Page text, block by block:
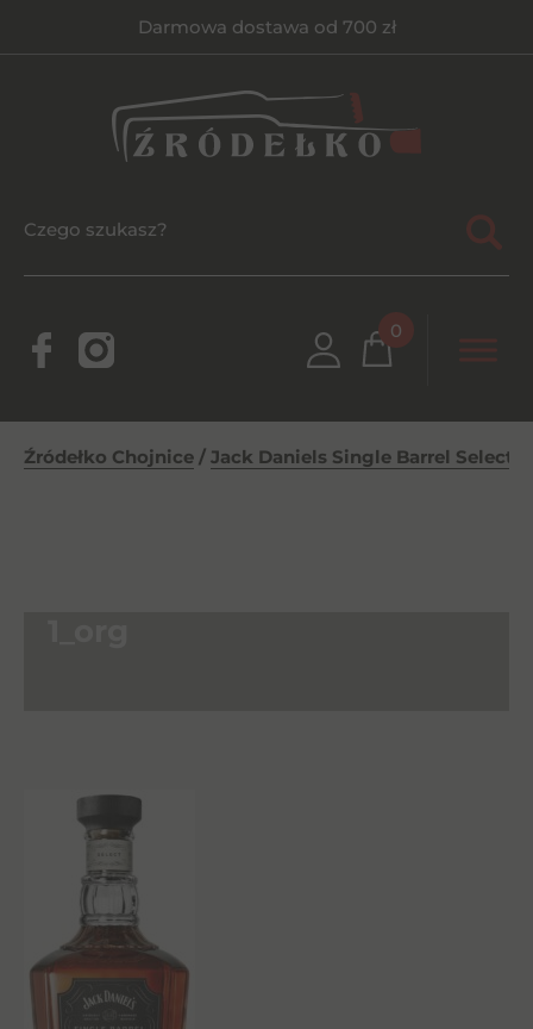
Darmowa dostawa od 700 zł
0
Źródełko Chojnice / Jack Daniels Single Barrel Select